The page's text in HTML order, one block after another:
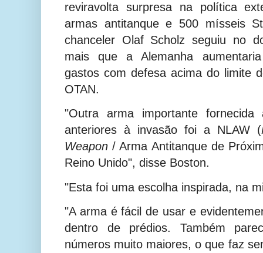
reviravolta surpresa na política
armas antitanque e 500 mísseis
chanceler Olaf Scholz seguiu no
mais que a Alemanha
gastos com defesa acima do limite
OTAN.
"Outra arma importante
anteriores à invasão foi a NLAW (
Weapon / Arma Antitanque de
Reino Unido", disse Boston.
"Esta foi uma escolha inspirada, na
"A arma é fácil de usar e
dentro de prédios. Também
números muito maiores, o que faz